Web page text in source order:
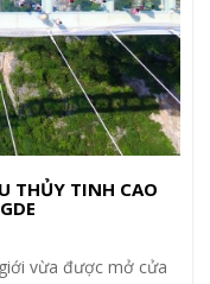
THỦY TINH CAO
vừa được mở cửa